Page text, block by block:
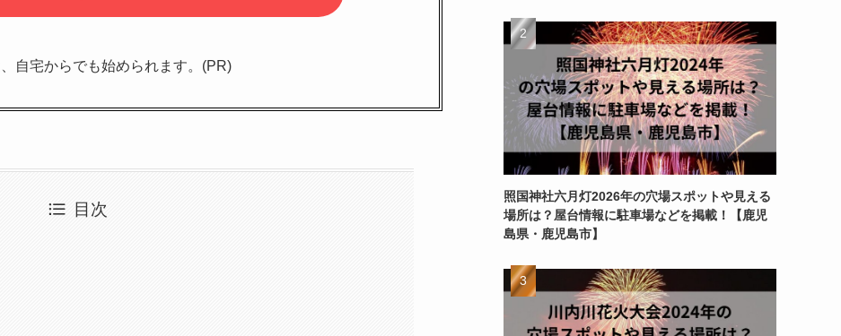
、自宅からでも始められます。(PR)
目次
照国神社六月灯2026年の穴場スポットや見える
場所は？屋台情報に駐車場などを掲載！【鹿児
島県・鹿児島市】